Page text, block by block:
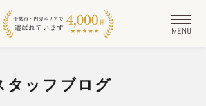
タッフブログ